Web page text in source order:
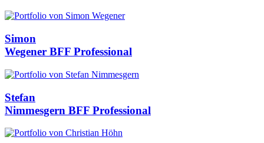
Simon
Wegener BFF Professional
Stefan
Nimmesgern BFF Professional